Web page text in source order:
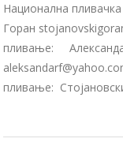
Национална
Горан
пливање:
пливање: